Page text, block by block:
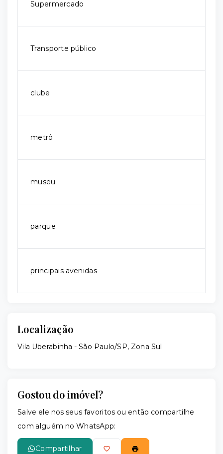
Supermercado
Transporte público
clube
metrô
museu
parque
principais avenidas
Localização
Vila Uberabinha - São Paulo/SP, Zona Sul
Gostou do imóvel?
Salve ele nos seus favoritos ou então compartilhe
com alguém no WhatsApp:
Compartilhar